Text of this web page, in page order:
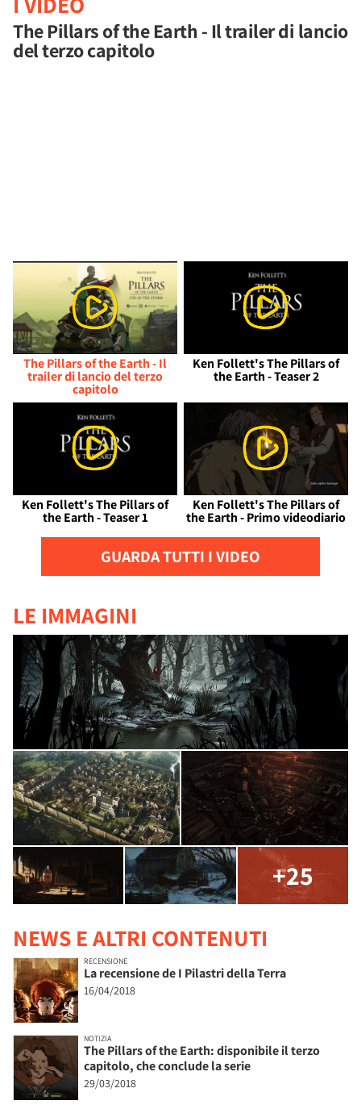
The Pillars of the Earth - Il trailer di lancio
del terzo capitolo
The Pillars of the Earth - Il
trailer di lancio del terzo
capitolo
Ken Follett's The Pillars of
the Earth - Teaser 2
Ken Follett's The Pillars of
the Earth - Teaser 1
Ken Follett's The Pillars of
the Earth - Primo videodiario
GUARDA TUTTI I VIDEO
LE IMMAGINI
+25
NEWS E ALTRI CONTENUTI
RECENSIONE
La recensione de I Pilastri della Terra
16/04/2018
NOTIZIA
The Pillars of the Earth: disponibile il terzo
capitolo, che conclude la serie
29/03/2018